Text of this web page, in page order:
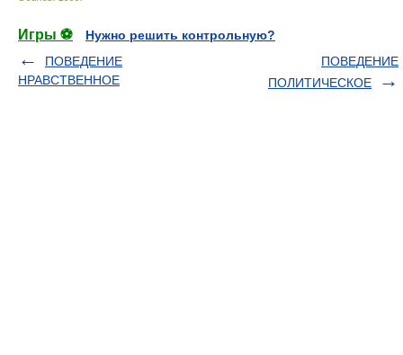
Игры ⚽
Нужно решить контрольную?
ПОВЕДЕНИЕ
НРАВСТВЕННОЕ
ПОВЕДЕНИЕ
ПОЛИТИЧЕСКОЕ